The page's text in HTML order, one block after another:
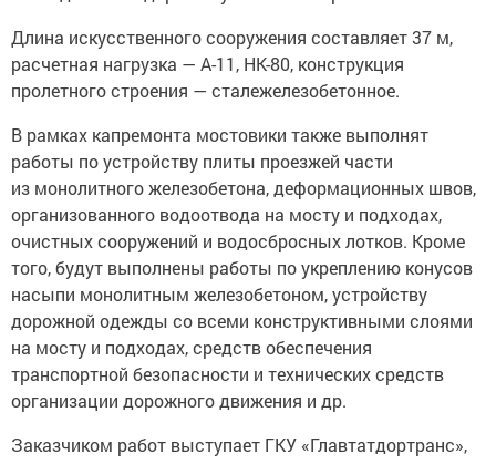
Длина искусственного сооружения составляет 37 м,
расчетная нагрузка — А-11, НК-80, конструкция
пролетного строения — сталежелезобетонное.
В рамках капремонта мостовики также выполнят
работы по устройству плиты проезжей части
из монолитного железобетона, деформационных швов,
организованного водоотвода на мосту и подходах,
очистных сооружений и водосбросных лотков. Кроме
того, будут выполнены работы по укреплению конусов
насыпи монолитным железобетоном, устройству
дорожной одежды со всеми конструктивными слоями
на мосту и подходах, средств обеспечения
транспортной безопасности и технических средств
организации дорожного движения и др.
Заказчиком работ выступает ГКУ «Главтатдортранс»,